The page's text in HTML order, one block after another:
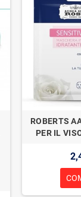
ROBERTS
PER IL